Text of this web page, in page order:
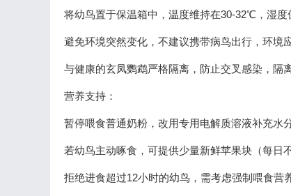
将幼鸟置于保温箱中，温度维持在30-32℃，湿度
避免环境突然变化，不建议携带病鸟出行，环境
与健康的玄凤鹦鹉严格隔离，防止交叉感染，隔
营养支持：
暂停喂食普通奶粉，改用专用电解质溶液补充水
若幼鸟主动啄食，可提供少量新鲜苹果块（每日
拒绝进食超过12小时的幼鸟，需考虑强制喂食营